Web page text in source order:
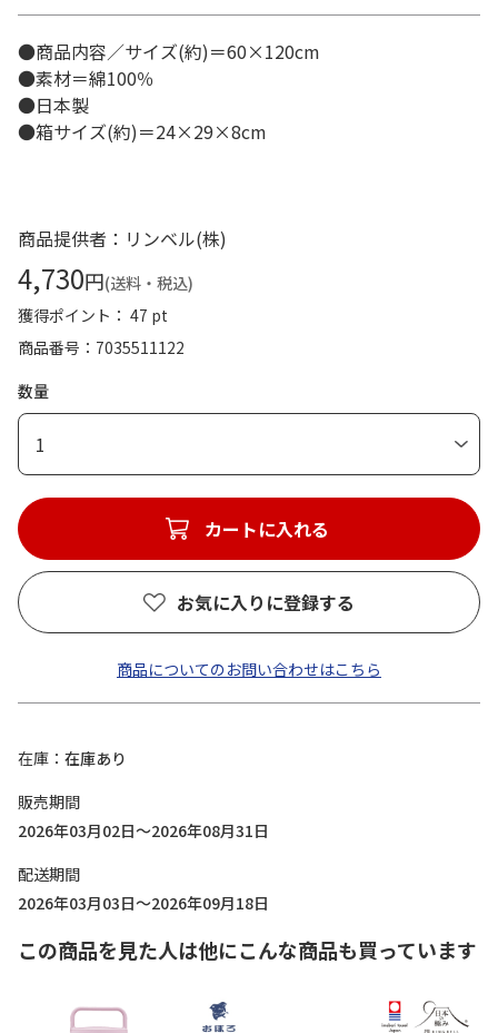
●商品内容／サイズ(約)＝60×120cm
●素材＝綿100％
●日本製
●箱サイズ(約)＝24×29×8cm
商品提供者：リンベル(株)
4,730円(送料・税込)
獲得ポイント： 47 pt
商品番号
7035511122
数量
1
カートに入れる
お気に入りに登録する
商品についてのお問い合わせはこちら
在庫
在庫あり
販売期間
2026年03月02日～2026年08月31日
配送期間
2026年03月03日～2026年09月18日
この商品を見た人は他にこんな商品も買っています